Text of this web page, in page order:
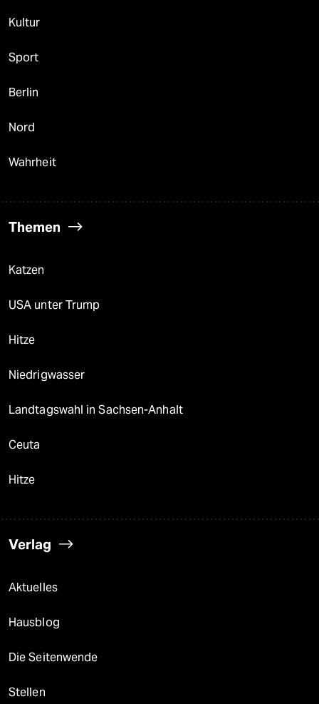
Kultur
Sport
Berlin
Nord
Wahrheit
Themen
Katzen
USA unter Trump
Hitze
Niedrigwasser
Landtagswahl in Sachsen-Anhalt
Ceuta
Hitze
Verlag
Aktuelles
Hausblog
Die Seitenwende
Stellen